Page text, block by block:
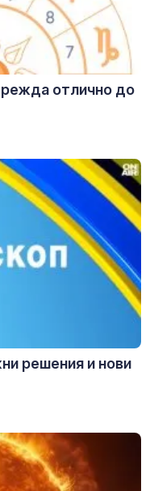
отлично до
решения и нови